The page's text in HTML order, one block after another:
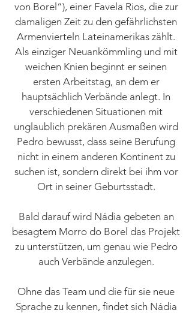
von Borel“), einer Favela Rios, die zur
damaligen Zeit zu den gefährlichsten
Armenvierteln Lateinamerikas zählt.
Als einziger Neuankömmling und mit
weichen Knien beginnt er seinen
ersten Arbeitstag, an dem er
hauptsächlich Verbände anlegt. In
verschiedenen Situationen mit
unglaublich prekären Ausmaßen wird
Pedro bewusst, dass seine Berufung
nicht in einem anderen Kontinent zu
suchen ist, sondern direkt bei ihm vor
Ort in seiner Geburtsstadt.
Bald darauf wird Nádia gebeten an
besagtem Morro do Borel das Projekt
zu unterstützen, um genau wie Pedro
auch Verbände anzulegen.
Ohne das Team und die für sie neue
Sprache zu kennen, findet sich Nádia